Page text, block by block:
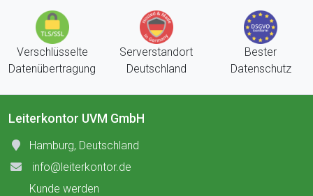
Verschlüsselte
Datenübertragung
Serverstandort
Deutschland
Bester
Datenschutz
Leiterkontor UVM GmbH
Hamburg, Deutschland
info@leiterkontor.de
Kunde werden